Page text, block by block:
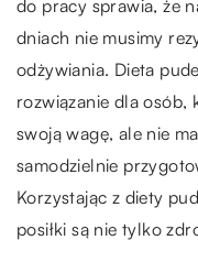
do pracy sprawia, że
dniach nie musimy
odżywiania. Dieta
rozwiązanie dla
swoją wagę, ale nie
samodzielnie
Korzystając z diety
posiłki są nie tylko